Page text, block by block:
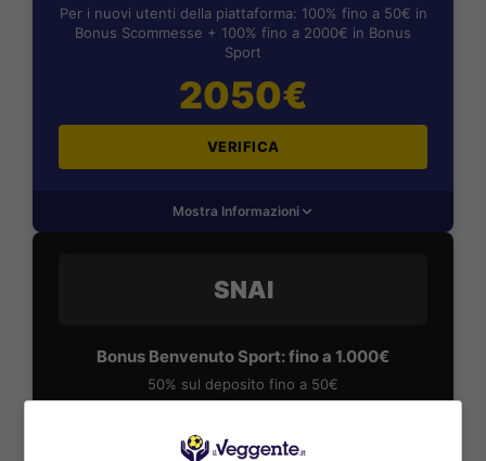
Per i nuovi utenti della piattaforma: 100% fino a 50€ in
Bonus Scommesse + 100% fino a 2000€ in Bonus
Sport
2050€
VERIFICA
Mostra Informazioni
SNAI
Bonus Benvenuto Sport: fino a 1.000€
50% sul deposito fino a 50€
1000€